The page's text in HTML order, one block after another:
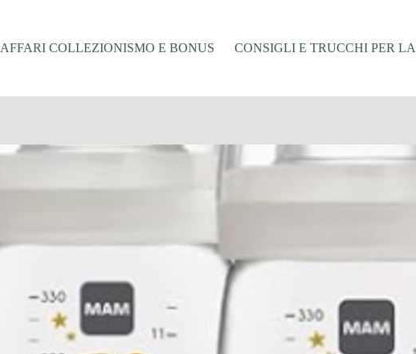
AFFARI COLLEZIONISMO E BONUS CONSIGLI E TRUCCHI PER